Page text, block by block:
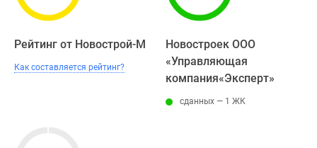
Рейтинг от Новострой-М
Как составляется рейтинг?
Новостроек ООО
«Управляющая
компания«Эксперт»
сданных — 1 ЖК